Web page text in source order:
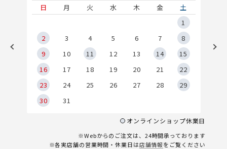
日
月 火 水 木 金
土
1
2
3 4 5 6 7
8
9
10 11 12 13 14
15
16
17 18 19 20 21
22
23
24 25 26 27 28
29
30
31
オンラインショップ休業日
※Webからのご注文は、24時間承っております
※各実店舗の営業時間・休業日は店舗情報をご覧ください